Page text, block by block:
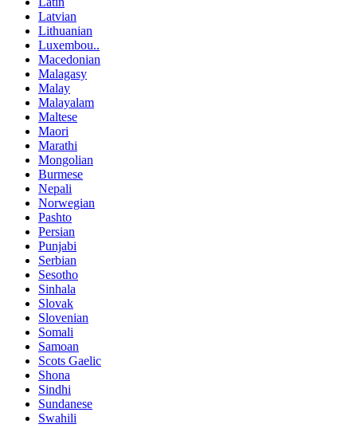
Latvian
Lithuanian
Luxembou..
Macedonian
Malagasy
Malay
Malayalam
Maltese
Maori
Marathi
Mongolian
Burmese
Nepali
Norwegian
Pashto
Persian
Punjabi
Serbian
Sesotho
Sinhala
Slovak
Slovenian
Somali
Samoan
Scots Gaelic
Shona
Sindhi
Sundanese
Swahili